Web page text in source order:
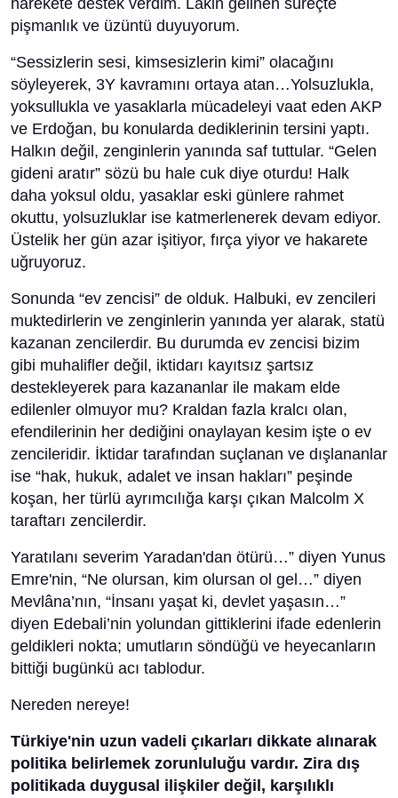
harekete destek verdim. Lakin gelinen süreçte
pişmanlık ve üzüntü duyuyorum.
“Sessizlerin sesi, kimsesizlerin kimi” olacağını
söyleyerek, 3Y kavramını ortaya atan…Yolsuzlukla,
yoksullukla ve yasaklarla mücadeleyi vaat eden AKP
ve Erdoğan, bu konularda dediklerinin tersini yaptı.
Halkın değil, zenginlerin yanında saf tuttular. “Gelen
gideni aratır” sözü bu hale cuk diye oturdu! Halk
daha yoksul oldu, yasaklar eski günlere rahmet
okuttu, yolsuzluklar ise katmerlenerek devam ediyor.
Üstelik her gün azar işitiyor, fırça yiyor ve hakarete
uğruyoruz.
Sonunda “ev zencisi” de olduk. Halbuki, ev zencileri
muktedirlerin ve zenginlerin yanında yer alarak, statü
kazanan zencilerdir. Bu durumda ev zencisi bizim
gibi muhalifler değil, iktidarı kayıtsız şartsız
destekleyerek para kazananlar ile makam elde
edilenler olmuyor mu? Kraldan fazla kralcı olan,
efendilerinin her dediğini onaylayan kesim işte o ev
zencileridir. İktidar tarafından suçlanan ve dışlananlar
ise “hak, hukuk, adalet ve insan hakları” peşinde
koşan, her türlü ayrımcılığa karşı çıkan Malcolm X
taraftarı zencilerdir.
Yaratılanı severim Yaradan'dan ötürü…” diyen Yunus
Emre'nin, “Ne olursan, kim olursan ol gel…” diyen
Mevlâna’nın, “İnsanı yaşat ki, devlet yaşasın…”
diyen Edebali’nin yolundan gittiklerini ifade edenlerin
geldikleri nokta; umutların söndüğü ve heyecanların
bittiği bugünkü acı tablodur.
Nereden nereye!
Türkiye'nin uzun vadeli çıkarları dikkate alınarak
politika belirlemek zorunluluğu vardır. Zira dış
politikada duygusal ilişkiler değil, karşılıklı